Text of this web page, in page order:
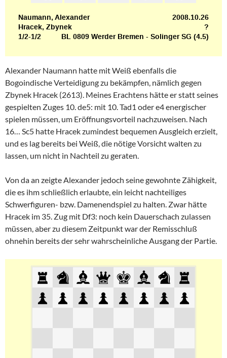
Alexander Naumann hatte mit Weiß ebenfalls die
Bogoindische Verteidigung zu bekämpfen, nämlich gegen
Zbynek Hracek (2613). Meines Erachtens hätte er statt seines
gespielten Zuges 10. de5: mit 10. Tad1 oder e4 energischer
spielen müssen, um Eröffnungsvorteil nachzuweisen. Nach
16… Sc5 hatte Hracek zumindest bequemen Ausgleich erzielt,
und es lag bereits bei Weiß, die nötige Vorsicht walten zu
lassen, um nicht in Nachteil zu geraten.
Von da an zeigte Alexander jedoch seine gewohnte Zähigkeit,
die es ihm schließlich erlaubte, ein leicht nachteiliges
Schwerfiguren- bzw. Damenendspiel zu halten. Zwar hätte
Hracek im 35. Zug mit Df3: noch kein Dauerschach zulassen
müssen, aber zu diesem Zeitpunkt war der Remisschluß
ohnehin bereits der sehr wahrscheinliche Ausgang der Partie.